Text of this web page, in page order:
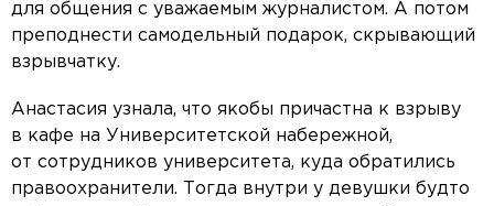
для общения с уважаемым журналистом. А потом
преподнести самодельный подарок, скрывающий
взрывчатку.
Анастасия узнала, что якобы причастна к взрыву
в кафе на Университетской набережной,
от сотрудников университета, куда обратились
правоохранители. Тогда внутри у девушки будто